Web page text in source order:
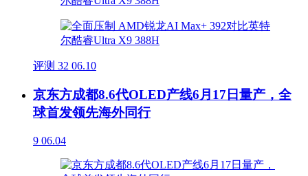
评测 32 06.10
京东方成都8.6代OLED产线6月17日量产，全
球首发领先海外同行
9 06.04